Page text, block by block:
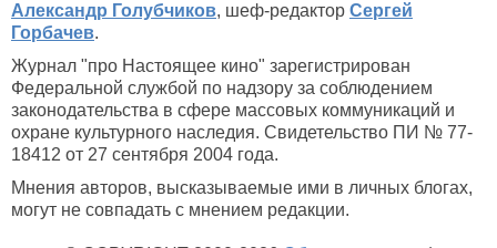
Александр Голубчиков, шеф-редактор Сергей
Горбачев.
Журнал "про Настоящее кино" зарегистрирован
Федеральной службой по надзору за соблюдением
законодательства в сфере массовых коммуникаций и
охране культурного наследия. Свидетельство ПИ № 77-
18412 от 27 сентября 2004 года.
Мнения авторов, высказываемые ими в личных блогах,
могут не совпадать с мнением редакции.